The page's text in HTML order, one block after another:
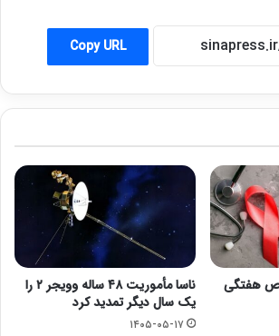
Copy URL
ناسا مأموریت ۴۸ ساله وویجر ۲ را
یک سال دیگر تمدید کرد
۱۴۰۵-۰۵-۱۷